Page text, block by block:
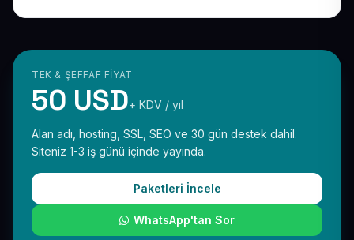
TEK & ŞEFFAF FIYAT
50 USD+ KDV / yıl
Alan adı, hosting, SSL, SEO ve 30 gün destek dahil.
Siteniz 1-3 iş günü içinde yayında.
Paketleri İncele
WhatsApp'tan Sor